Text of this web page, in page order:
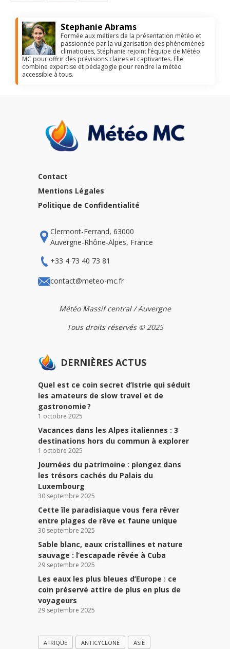
Stephanie Abrams
Formée aux métiers de la présentation météo et
passionnée par la vulgarisation des phénomènes
climatiques, Stéphanie rejoint l’équipe de Météo
MC pour offrir des prévisions claires et captivantes. Elle
combine expertise et pédagogie pour rendre la météo
accessible à tous.
Contact
Mentions Légales
Politique de Confidentialité
Clermont-Ferrand, 63000
Auvergne-Rhône-Alpes, France
+33 4 73 40 73 81
contact@meteo-mc.fr
Météo Massif central / Auvergne
Tous droits réservés © 2025
DERNIÈRES ACTUS
Quel est ce coin secret d’Istrie qui séduit
les amateurs de slow travel et de
gastronomie ?
1 octobre 2025
Vacances dans les Alpes italiennes : 3
destinations hors du commun à explorer
1 octobre 2025
Journées du patrimoine : plongez dans
les trésors cachés du Palais du
Luxembourg
30 septembre 2025
Cette île paradisiaque vous fera rêver
entre plages de rêve et faune unique
30 septembre 2025
Sable blanc, eaux cristallines et nature
sauvage : l’escapade rêvée à Cuba
29 septembre 2025
Les eaux les plus bleues d’Europe : ce
coin préservé attire de plus en plus de
voyageurs
29 septembre 2025
AFRIQUE ANTICYCLONE ASIE